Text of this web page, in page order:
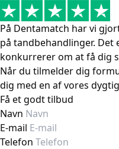
På Dentamatch har vi
på tandbehandlinger.
konkurrerer om at få dig
Når du tilmelder dig
dig med en af vores
Få et godt tilbud
Navn
E-mail
Telefon